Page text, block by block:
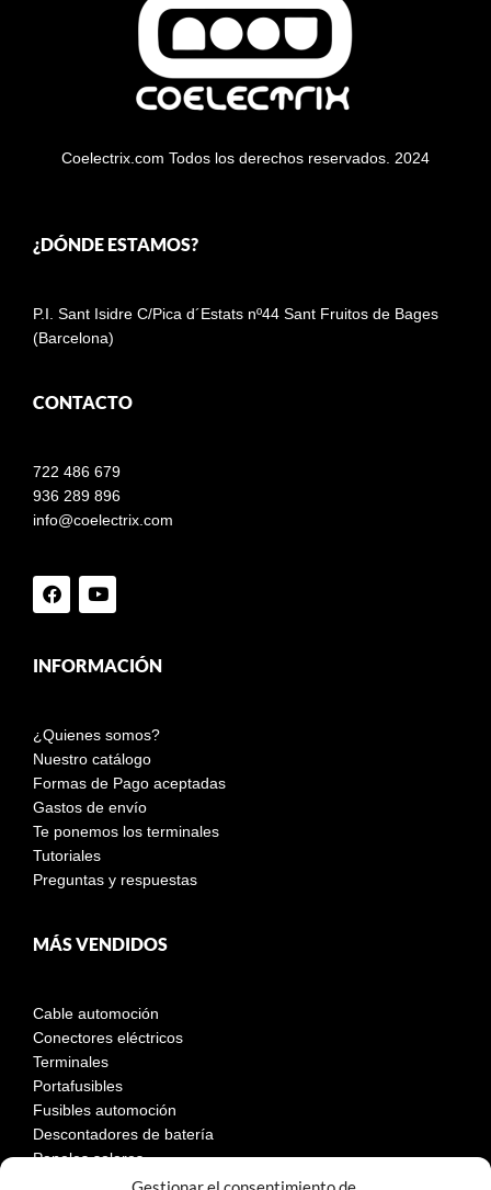
Coelectrix.com Todos los derechos reservados. 2024
¿DÓNDE ESTAMOS?
P.I. Sant Isidre C/Pica d´Estats nº44 Sant Fruitos de Bages
(Barcelona)
CONTACTO
722 486 679
936 289 896
info@coelectrix.com
INFORMACIÓN
¿Quienes somos?
Nuestro catálogo
Formas de Pago aceptadas
Gastos de envío
Te ponemos los terminales
Tutoriales
Preguntas y respuestas
MÁS VENDIDOS
Cable automoción
Conectores eléctricos
Terminales
Portafusibles
Fusibles automoción
Descontadores de batería
Paneles solares